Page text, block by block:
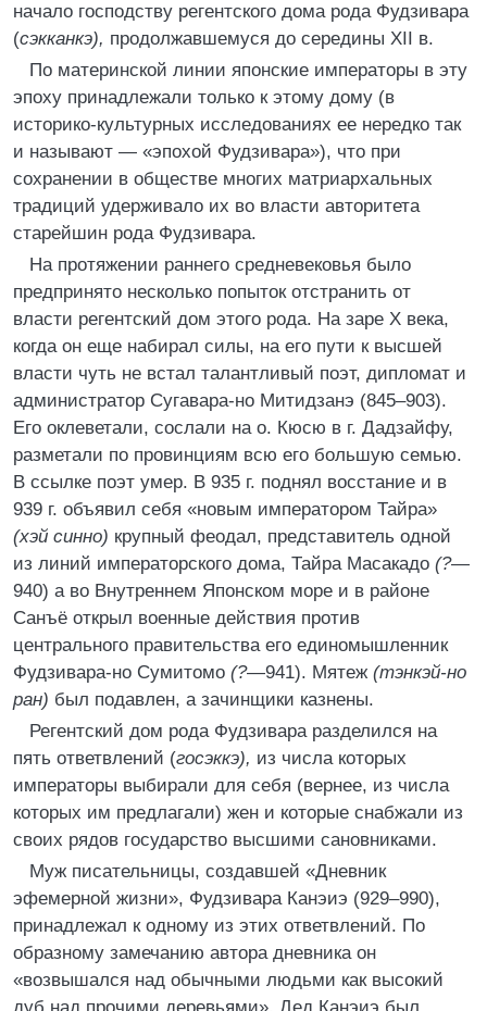
начало господству регентского дома рода Фудзивара
(сэкканкэ), продолжавшемуся до середины XII в.
По материнской линии японские императоры в эту
эпоху принадлежали только к этому дому (в
историко-культурных исследованиях ее нередко так
и называют — «эпохой Фудзивара»), что при
сохранении в обществе многих матриархальных
традиций удерживало их во власти авторитета
старейшин рода Фудзивара.
На протяжении раннего средневековья было
предпринято несколько попыток отстранить от
власти регентский дом этого рода. На заре X века,
когда он еще набирал силы, на его пути к высшей
власти чуть не встал талантливый поэт, дипломат и
администратор Сугавара-но Митидзанэ (845–903).
Его оклеветали, сослали на о. Кюсю в г. Дадзайфу,
разметали по провинциям всю его большую семью.
В ссылке поэт умер. В 935 г. поднял восстание и в
939 г. объявил себя «новым императором Тайра»
(хэй синно) крупный феодал, представитель одной
из линий императорского дома, Тайра Масакадо (?—
940) а во Внутреннем Японском море и в районе
Санъё открыл военные действия против
центрального правительства его единомышленник
Фудзивара-но Сумитомо (?—941). Мятеж (тэнкэй-но
ран) был подавлен, а зачинщики казнены.
Регентский дом рода Фудзивара разделился на
пять ответвлений (госэккэ), из числа которых
императоры выбирали для себя (вернее, из числа
которых им предлагали) жен и которые снабжали из
своих рядов государство высшими сановниками.
Муж писательницы, создавшей «Дневник
эфемерной жизни», Фудзивара Канэиэ (929–990),
принадлежал к одному из этих ответвлений. По
образному замечанию автора дневника он
«возвышался над обычными людьми как высокий